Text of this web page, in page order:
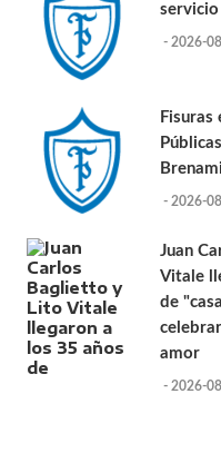
- 2026-
- 2026-
Juan
Vitale
de
amor
- 2026-